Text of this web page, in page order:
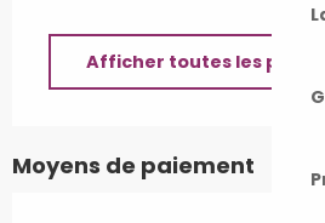
Afficher toutes les
Moyens de paiement